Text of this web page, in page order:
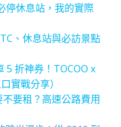
停休息站，我的實際
、休息站與必訪景點
5 折神券！TOCOO x
實戰分享）
要租？高速公路費用